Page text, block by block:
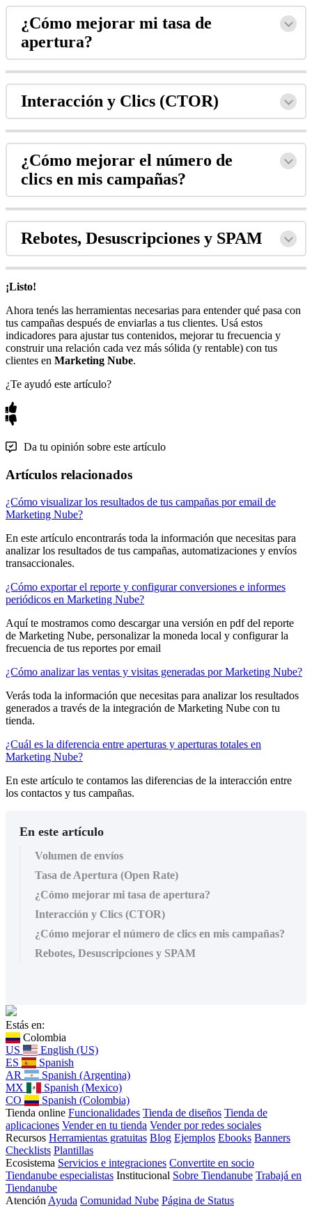
¿Cómo mejorar mi tasa de
apertura?
Interacción y Clics (CTOR)
¿Cómo mejorar el número de
clics en mis campañas?
Rebotes, Desuscripciones y SPAM
¡Listo!
Ahora tenés las herramientas necesarias para entender qué pasa con
tus campañas después de enviarlas a tus clientes. Usá estos
indicadores para ajustar tus contenidos, mejorar tu frecuencia y
construir una relación cada vez más sólida (y rentable) con tus
clientes en Marketing Nube.
¿Te ayudó este artículo?
Da tu opinión sobre este artículo
Artículos relacionados
¿Cómo visualizar los resultados de tus campañas por email de
Marketing Nube?
En este artículo encontrarás toda la información que necesitas para
analizar los resultados de tus campañas, automatizaciones y envíos
transaccionales.
¿Cómo exportar el reporte y configurar conversiones e informes
periódicos en Marketing Nube?
Aquí te mostramos como descargar una versión en pdf del reporte
de Marketing Nube, personalizar la moneda local y configurar la
frecuencia de tus reportes por email
¿Cómo analizar las ventas y visitas generadas por Marketing Nube?
Verás toda la información que necesitas para analizar los resultados
generados a través de la integración de Marketing Nube con tu
tienda.
¿Cuál es la diferencia entre aperturas y aperturas totales en
Marketing Nube?
En este artículo te contamos las diferencias de la interacción entre
los contactos y tus campañas.
En este artículo
Volumen de envíos
Tasa de Apertura (Open Rate)
¿Cómo mejorar mi tasa de apertura?
Interacción y Clics (CTOR)
¿Cómo mejorar el número de clics en mis campañas?
Rebotes, Desuscripciones y SPAM
Estás en:
Colombia
US
English (US)
ES
Spanish
AR
Spanish (Argentina)
MX
Spanish (Mexico)
CO
Spanish (Colombia)
Tienda online Funcionalidades Tienda de diseños Tienda de
aplicaciones Vender en tu tienda Vender por redes sociales
Recursos Herramientas gratuitas Blog Ejemplos Ebooks Banners
Checklists Plantillas
Ecosistema Servicios e integraciones Convertite en socio
Tiendanube especialistas Institucional Sobre Tiendanube Trabajá en
Tiendanube
Atención Ayuda Comunidad Nube Página de Status